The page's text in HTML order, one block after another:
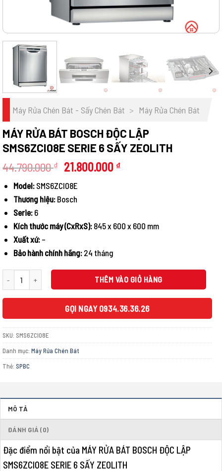
Máy Rửa Chén Bát - Sấy Chén Bát > Máy Rửa Chén Bát
MÁY RỬA BÁT BOSCH ĐỘC LẬP
SMS6ZCI08E SERIE 6 SẤY ZEOLITH
44.790.000₫
Giá
là:
44.790.000 ₫.
21.800.000 ₫Giá
Model: SMS6ZCI08E
Thương hiệu: Bosch
Serie: 6
Kích thước máy (CxRxS): 845 x 600 x 600 mm
Xuất xứ: –
Bảo hành chính hãng: 24 tháng
MÁY RỬA BÁT BOSCH ĐỘC LẬP SMS6ZCI08E SERIE 6 SẤY ZEOLITH số lượng
THÊM VÀO GIỎ HÀNG
GỌI NGAY 0934.36.36.26
SKU: SMS6ZCI08E
Danh mục: Máy Rửa Chén Bát
Thẻ: SPBC
MÔ TẢ
ĐÁNH GIÁ (0)
Đặc điểm nổi bật của MÁY RỬA BÁT BOSCH ĐỘC LẬP
SMS6ZCI08E SERIE 6 SẤY ZEOLITH